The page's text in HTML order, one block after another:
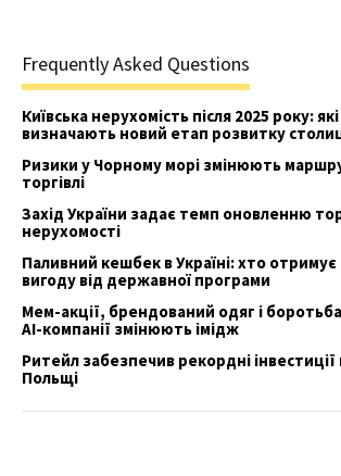
Frequently Asked Questions
Київська нерухомість після 2025 року:
визначають новий етап розвитку
Ризики у Чорному морі змінюють
торгівлі
Захід України задає темп оновленню
нерухомості
Паливний кешбек в Україні: хто
вигоду від державної програми
Мем-акції, брендований одяг і
AI-компанії змінюють імідж
Ритейл забезпечив рекордні інвестиції
Польщі